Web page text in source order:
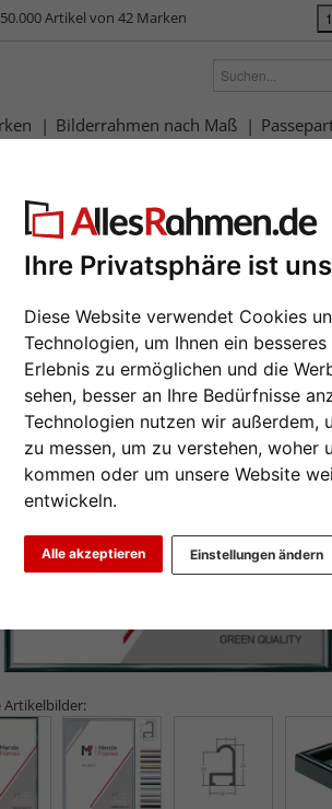
Ihre Privatsphäre ist
Diese Website verwendet Cookies
Technologien, um Ihnen ein
Erlebnis zu ermöglichen und die
sehen, besser an Ihre Bedürfnisse
Technologien nutzen wir außerdem,
zu messen, um zu verstehen, woher
kommen oder um unsere Website
entwickeln.
Alle akzeptieren Einstellungen ändern
Artikel von 42 Marken
Bilderrahmen nach Maß
Arun
Artikelbilder: